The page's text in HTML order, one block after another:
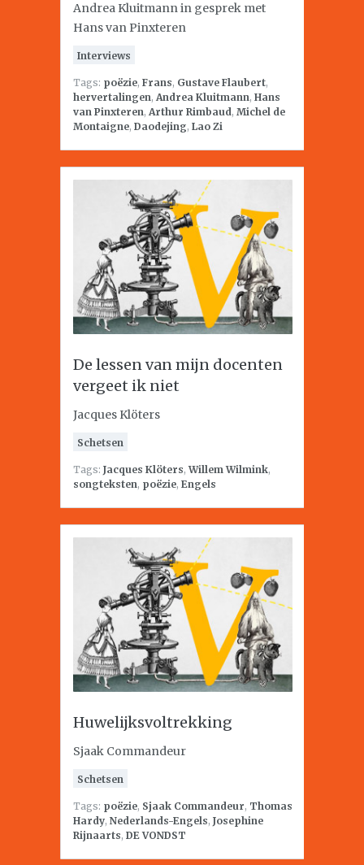
Andrea Kluitmann in gesprek met
Hans van Pinxteren
Interviews
Tags: poëzie, Frans, Gustave Flaubert,
hervertalingen, Andrea Kluitmann, Hans
van Pinxteren, Arthur Rimbaud, Michel de
Montaigne, Daodejing, Lao Zi
De lessen van mijn docenten
vergeet ik niet
Jacques Klöters
Schetsen
Tags: Jacques Klöters,Willem Wilmink,
songteksten, poëzie, Engels
Huwelijksvoltrekking
Sjaak Commandeur
Schetsen
Tags: poëzie, Sjaak Commandeur, Thomas
Hardy, Nederlands-Engels, Josephine
Rijnaarts, DE VONDST